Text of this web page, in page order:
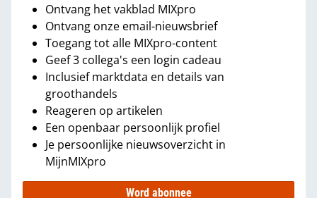
Ontvang het vakblad MIXpro
Ontvang onze email-nieuwsbrief
Toegang tot alle MIXpro-content
Geef 3 collega's een login cadeau
Inclusief marktdata en details van
groothandels
Reageren op artikelen
Een openbaar persoonlijk profiel
Je persoonlijke nieuwsoverzicht in
MijnMIXpro
Word abonnee